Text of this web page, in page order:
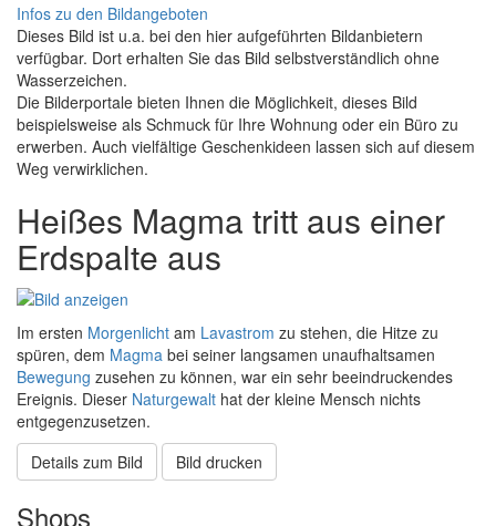
Infos zu den Bildangeboten
Dieses Bild ist u.a. bei den hier aufgeführten Bildanbietern
verfügbar. Dort erhalten Sie das Bild selbstverständlich ohne
Wasserzeichen.
Die Bilderportale bieten Ihnen die Möglichkeit, dieses Bild
beispielsweise als Schmuck für Ihre Wohnung oder ein Büro zu
erwerben. Auch vielfältige Geschenkideen lassen sich auf diesem
Weg verwirklichen.
Heißes Magma tritt aus einer
Erdspalte aus
Im ersten Morgenlicht am Lavastrom zu stehen, die Hitze zu
spüren, dem Magma bei seiner langsamen unaufhaltsamen
Bewegung zusehen zu können, war ein sehr beeindruckendes
Ereignis. Dieser Naturgewalt hat der kleine Mensch nichts
entgegenzusetzen.
Details zum Bild
Bild drucken
Shops